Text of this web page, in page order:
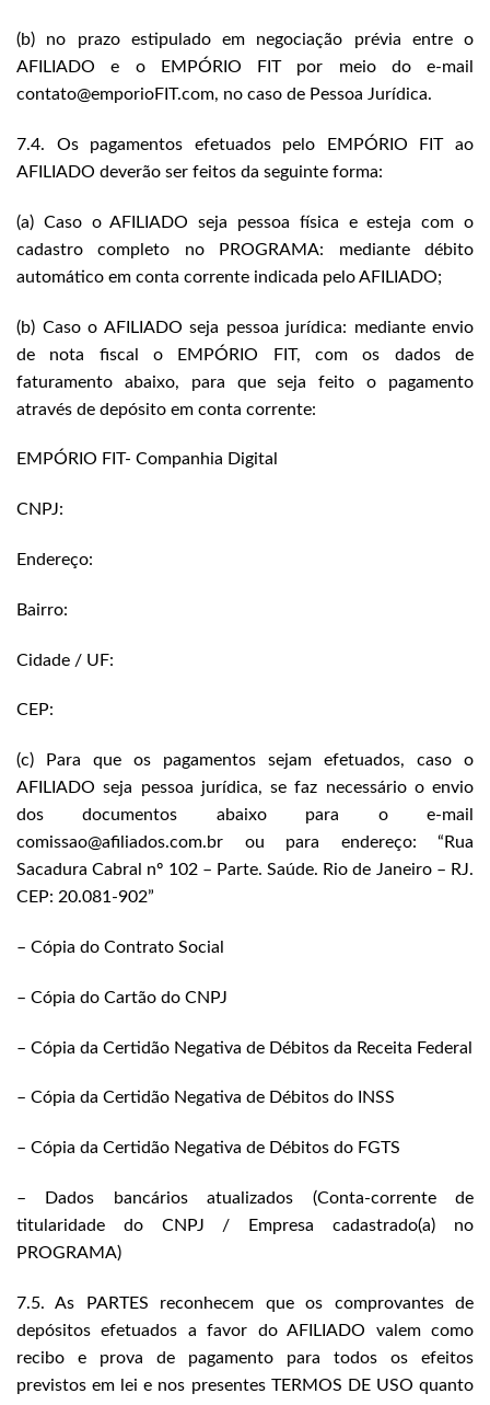
(b) no prazo estipulado em negociação prévia entre o
AFILIADO e o EMPÓRIO FIT por meio do e-mail
contato@emporioFIT.com, no caso de Pessoa Jurídica.
7.4. Os pagamentos efetuados pelo EMPÓRIO FIT ao
AFILIADO deverão ser feitos da seguinte forma:
(a) Caso o AFILIADO seja pessoa física e esteja com o
cadastro completo no PROGRAMA: mediante débito
automático em conta corrente indicada pelo AFILIADO;
(b) Caso o AFILIADO seja pessoa jurídica: mediante envio
de nota fiscal o EMPÓRIO FIT, com os dados de
faturamento abaixo, para que seja feito o pagamento
através de depósito em conta corrente:
EMPÓRIO FIT- Companhia Digital
CNPJ:
Endereço:
Bairro:
Cidade / UF:
CEP:
(c) Para que os pagamentos sejam efetuados, caso o
AFILIADO seja pessoa jurídica, se faz necessário o envio
dos documentos abaixo para o e-mail
comissao@afiliados.com.br ou para endereço: “Rua
Sacadura Cabral nº 102 – Parte. Saúde. Rio de Janeiro – RJ.
CEP: 20.081-902”
– Cópia do Contrato Social
– Cópia do Cartão do CNPJ
– Cópia da Certidão Negativa de Débitos da Receita Federal
– Cópia da Certidão Negativa de Débitos do INSS
– Cópia da Certidão Negativa de Débitos do FGTS
– Dados bancários atualizados (Conta-corrente de
titularidade do CNPJ / Empresa cadastrado(a) no
PROGRAMA)
7.5. As PARTES reconhecem que os comprovantes de
depósitos efetuados a favor do AFILIADO valem como
recibo e prova de pagamento para todos os efeitos
previstos em lei e nos presentes TERMOS DE USO quanto